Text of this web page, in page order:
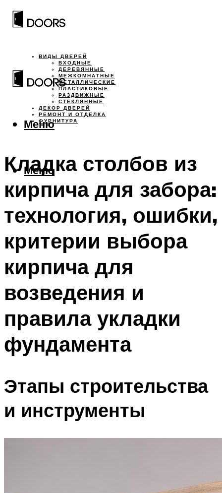
ВИДЫ ДВЕРЕЙ
ВХОДНЫЕ
ДЕРЕВЯННЫЕ
МЕЖКОМНАТНЫЕ
МЕТАЛЛИЧЕСКИЕ
ПЛАСТИКОВЫЕ
РАЗДВИЖНЫЕ
СТЕКЛЯННЫЕ
ДЕКОР ДВЕРЕЙ
РЕМОНТ И ОТДЕЛКА
ФУРНИТУРА
Меню
Меню
Кладка столбов из
кирпича для забора:
технология, ошибки,
критерии выбора
кирпича для
возведения и
правила укладки
фундамента
Этапы строительства
и инструменты